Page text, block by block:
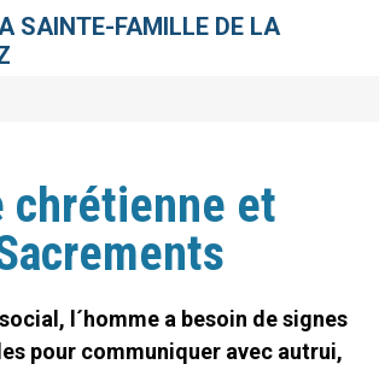
SAINTE-FAMILLE DE LA
chrétienne et
l´homme a besoin de signes
pour communiquer avec autrui,